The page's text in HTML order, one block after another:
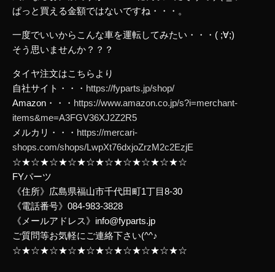
ぱっと買える金額ではないですね・・・。
一度でいいからこんな車を運転してみたい・・・( ;∀;)
そう思いませんか？？？
タイヤ注文はこちらより
自社サイト・・・ https://fyparts.jp/shop/
Amazon・・・ https://www.amazon.co.jp/s?i=merchant-
items&me=A3FGV36XJ2Z2R5
メルカリ・・・ https://mercari-
shops.com/shops/LwpXt76dxjoZrzM2c2EzjE
☆★☆★☆★☆★☆★☆★☆★☆★☆★☆
FYパーツ
《住所》広島県福山市千代田町1丁目8-30
《電話番号》084-983-3828
《メールアドレス》info@fyparts.jp
ご質問等お気軽にご連絡下さい(^^♪
☆★☆★☆★☆★☆★☆★☆★☆★☆★☆